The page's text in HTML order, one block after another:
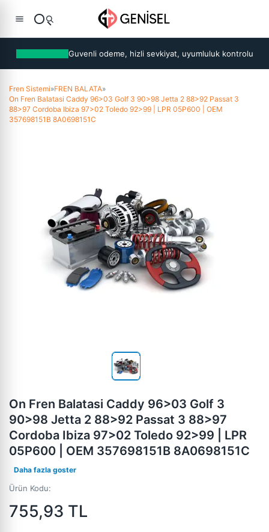
Guvenli odeme, hizli sevkiyat, uyumluluk kontrolu
Fren Sistemi»FREN BALATA»
On Fren Balatasi Caddy 96>03 Golf 3 90>98 Jetta 2 88>92 Passat 3
88>97 Cordoba Ibiza 97>02 Toledo 92>99 | LPR 05P600 | OEM
357698151B 8A0698151C
On Fren Balatasi Caddy 96>03 Golf 3
90>98 Jetta 2 88>92 Passat 3 88>97
Cordoba Ibiza 97>02 Toledo 92>99 | LPR
05P600 | OEM 357698151B 8A0698151C
Daha fazla goster
Ürün Kodu:
755,93 TL